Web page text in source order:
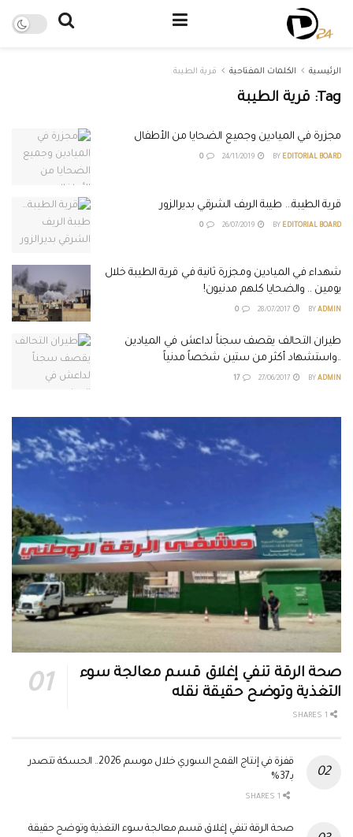
الرئيسية الكلمات المفتاحية قرية الطيبة
Tag: قرية الطيبة
مجزرة في الميادين وجميع الضحايا من الأطفال
BY EDITORIAL BOARD
قرية الطيبة… طيبة الريف الشرقي بديرالزور
BY EDITORIAL BOARD
شهداء في الميادين ومجزرة ثانية في قرية الطيبة خلال
يومين .. والضحايا كلهم مدنيون!
BY ADMIN
طيران التحالف يقصف سجناً لداعش في الميادين
..واستشهاد أكثر من ستين شخصاً مدنياً
BY ADMIN
صحة الرقة تنفي إغلاق قسم معالجة سوء
التغذية وتوضح حقيقة نقله
قفزة في إنتاج القمح السوري خلال موسم 2026.. الحسكة تتصدر
بـ37%
صحة الرقة تنفي إغلاق قسم معالجة سوء التغذية وتوضح حقيقة